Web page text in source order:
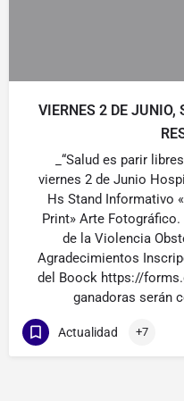
VIERNES 2 DE JUNIO,
_“Salud es parir
viernes 2 de Junio
Hs Stand Informativo
Print» Arte
de la Violencia
Agradecimientos
del Boock https://
ganadoras serán
Actualidad +7